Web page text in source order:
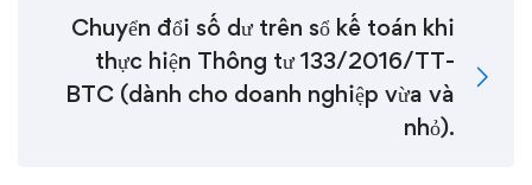
Chuyển đổi số dư trên sổ kế toán khi
thực hiện Thông tư 133/2016/TT-
BTC (dành cho doanh nghiệp vừa và
nhỏ).